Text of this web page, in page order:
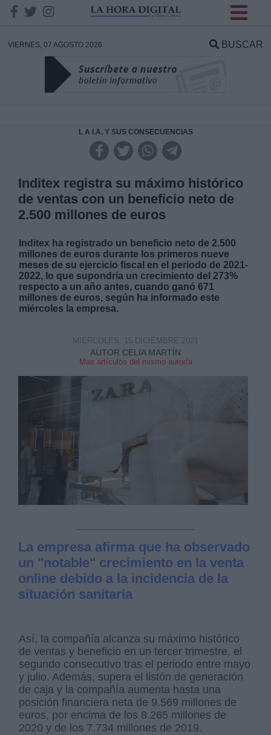
VIERNES, 07 AGOSTO 2026 BUSCAR
L A I.A. Y SUS CONSECUENCIAS
Inditex registra su máximo histórico
de ventas con un beneficio neto de
2.500 millones de euros
Inditex ha registrado un beneficio neto de 2.500
millones de euros durante los primeros nueve
meses de su ejercicio fiscal en el periodo de 2021-
2022, lo que supondría un crecimiento del 273%
respecto a un año antes, cuando ganó 671
millones de euros, según ha informado este
miércoles la empresa.
AUTOR CELIA MARTÍN
Mas artículos del mismo autor/a
MIÉRCOLES, 15 DICIEMBRE 2021
La empresa afirma que ha observado
un "notable" crecimiento en la venta
online debido a la incidencia de la
situación sanitaria
Así, la compañía alcanza su máximo histórico
de ventas y beneficio en un tercer trimestre, el
segundo consecutivo tras el periodo entre mayo
y julio. Además, supera el listón de generación
de caja y la compañía aumenta hasta una
posición financiera neta de 9.569 millones de
euros, por encima de los 8.265 millones de
2020 y de los 7.734 millones de 2019.
DATOS
Responsable:
Legitimación:
Destinatarios:
Información adicional